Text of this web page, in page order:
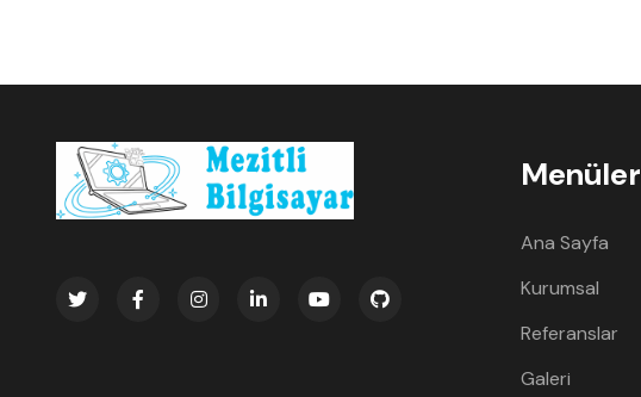
Menüler
Ana Sayfa
Kurumsal
Referanslar
Galeri